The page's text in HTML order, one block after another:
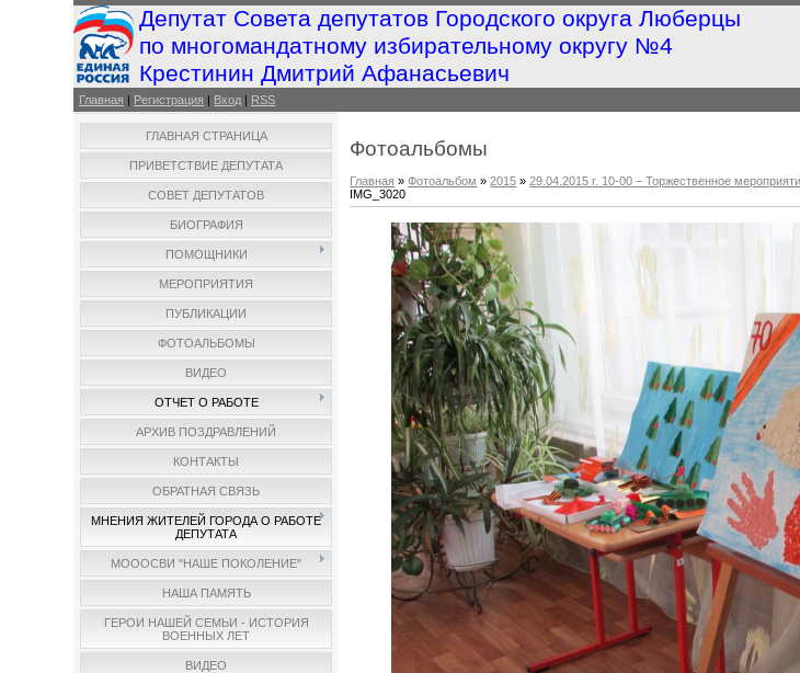
Депутат Совета депутатов Городского округа Люберцы
по многомандатному избирательному округу №4
Крестинин Дмитрий Афанасьевич
Главная | Регистрация | Вход | RSS
ГЛАВНАЯ СТРАНИЦА
ПРИВЕТСТВИЕ ДЕПУТАТА
СОВЕТ ДЕПУТАТОВ
БИОГРАФИЯ
ПОМОЩНИКИ
МЕРОПРИЯТИЯ
ПУБЛИКАЦИИ
ФОТОАЛЬБОМЫ
ВИДЕО
ОТЧЕТ О РАБОТЕ
АРХИВ ПОЗДРАВЛЕНИЙ
КОНТАКТЫ
ОБРАТНАЯ СВЯЗЬ
МНЕНИЯ ЖИТЕЛЕЙ ГОРОДА О РАБОТЕ
ДЕПУТАТА
МОООСВИ "НАШЕ ПОКОЛЕНИЕ"
НАША ПАМЯТЬ
ГЕРОИ НАШЕЙ СЕМЬИ - ИСТОРИЯ
ВОЕННЫХ ЛЕТ
ВИДЕО
Фотоальбомы
Главная »Фотоальбом »2015 »29.04.2015 г. 10-00 – Торжественное
IMG_3020